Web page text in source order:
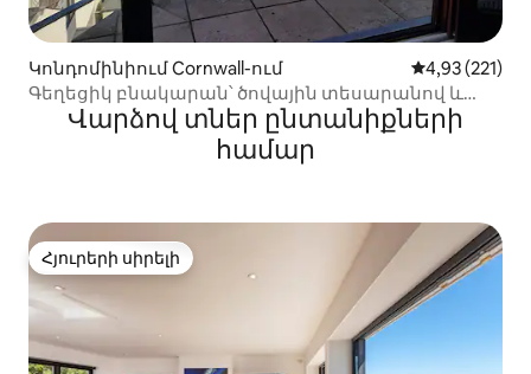
Կոնդոմինիում Cornwall-ում Միջին
4,93 (221)
Գեղեցիկ բնակարան՝ ծովային տեսարանով և
կայանատեղով, Ֆալմուտ
Վարձով տներ ընտանիքների
համար
Հյուրերի սիրելի
Հյուրերի սիրելի